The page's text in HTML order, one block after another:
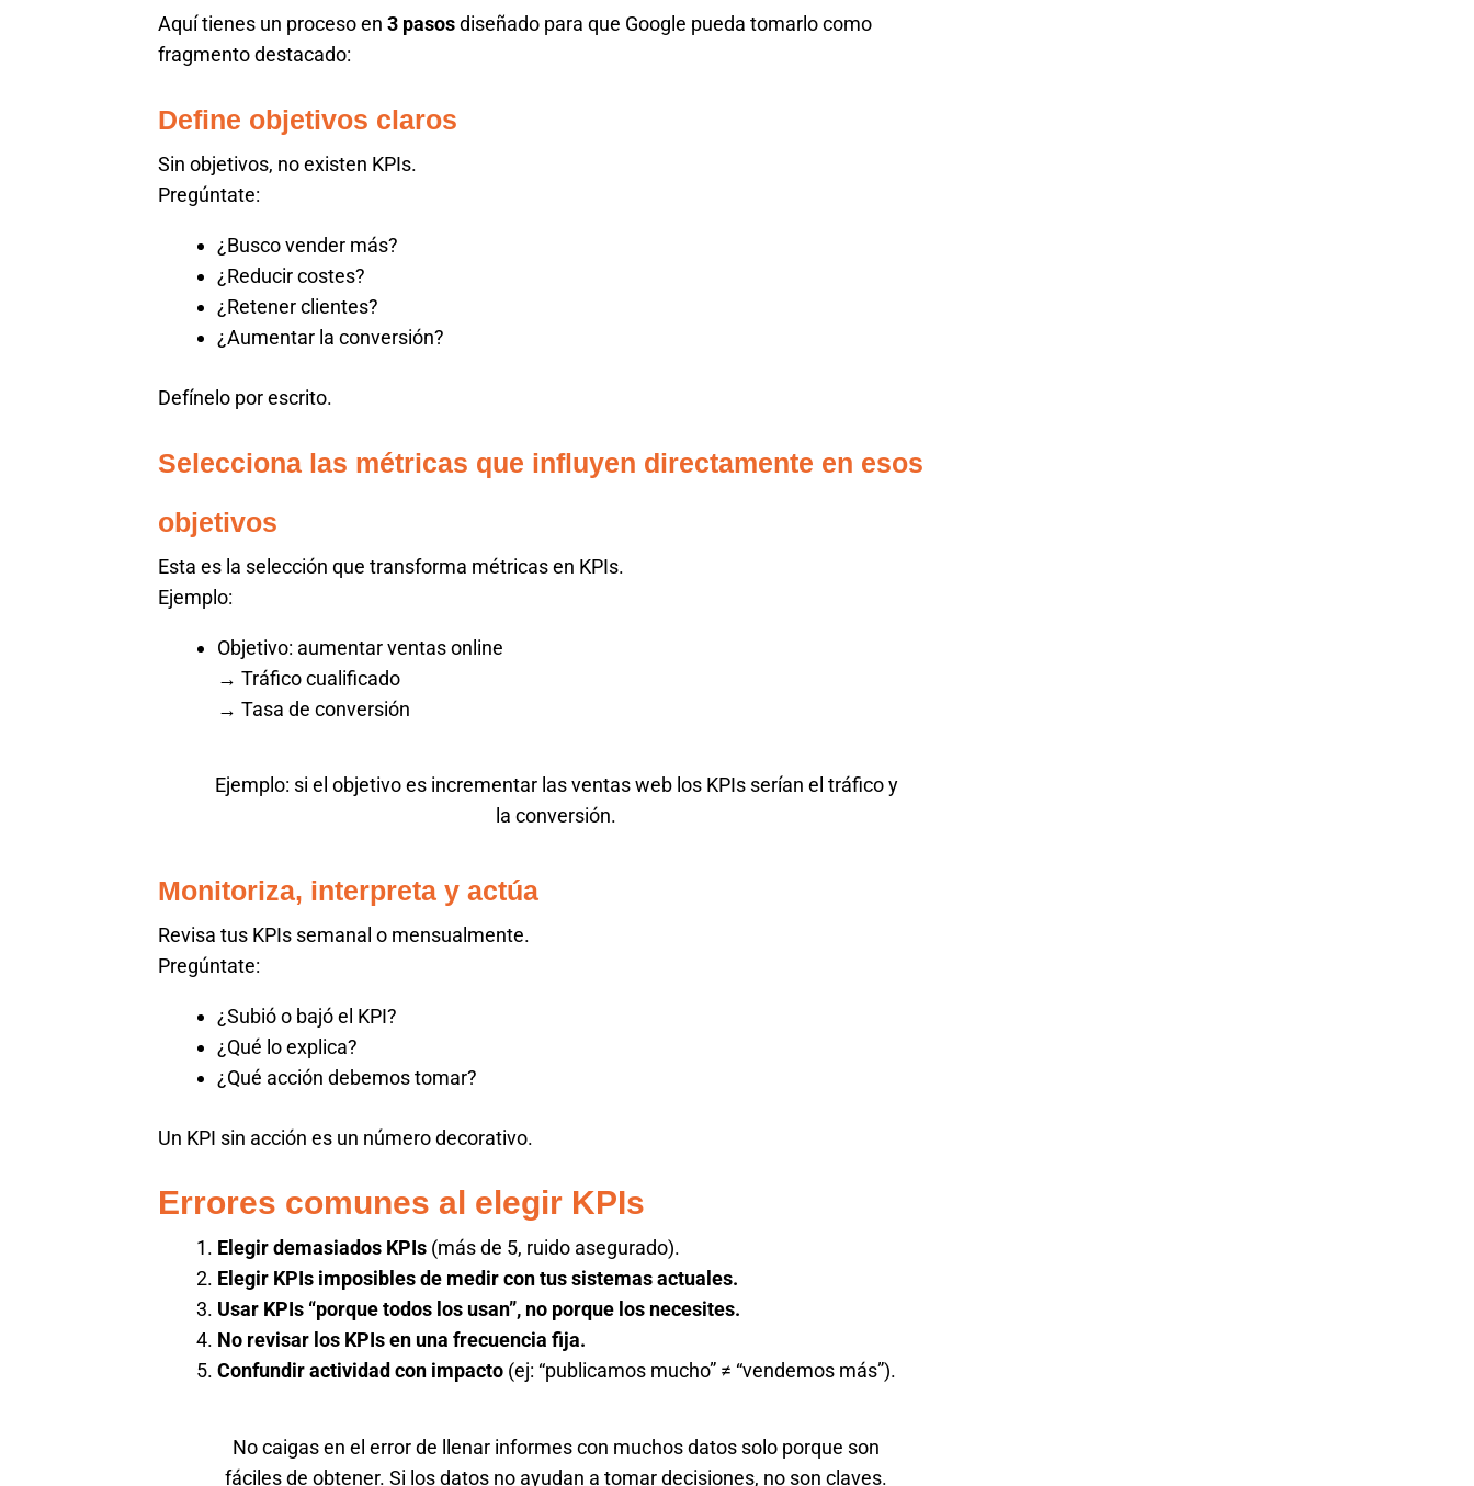
Aquí tienes un proceso en3 pasosdiseñado para que Google pueda tomarlo como
fragmento destacado:
Define objetivos claros
Sin objetivos, no existen KPIs.
Pregúntate:
¿Busco vender más?
¿Reducir costes?
¿Retener clientes?
¿Aumentar la conversión?
Defínelo por escrito.
Selecciona las métricas que influyen directamente en esos
objetivos
Esta es la selección que transforma métricas en KPIs.
Ejemplo:
Objetivo: aumentar ventas online
→ Tráfico cualificado
→ Tasa de conversión
Ejemplo: si el objetivo es incrementar las ventas web los KPIs serían el tráfico y
la conversión.
Monitoriza, interpreta y actúa
Revisa tus KPIs semanal o mensualmente.
Pregúntate:
¿Subió o bajó el KPI?
¿Qué lo explica?
¿Qué acción debemos tomar?
Un KPI sin acción es un número decorativo.
Errores comunes al elegir KPIs
Elegir demasiados KPIs (más de 5, ruido asegurado).
Elegir KPIs imposibles de medir con tus sistemas actuales.
Usar KPIs “porque todos los usan”, no porque los necesites.
No revisar los KPIs en una frecuencia fija.
Confundir actividad con impacto (ej: “publicamos mucho” ≠ “vendemos más”).
No caigas en el error de llenar informes con muchos datos solo porque son
fáciles de obtener. Si los datos no ayudan a tomar decisiones, no son claves.